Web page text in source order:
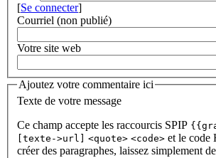
[Se connecter]
Courriel (non publié)
Votre site web
Ajoutez votre commentaire ici
Texte de votre message
Ce champ accepte les raccourcis SPIP
[texte->url]
<quote> <code> et le code
créer des paragraphes, laissez simplement